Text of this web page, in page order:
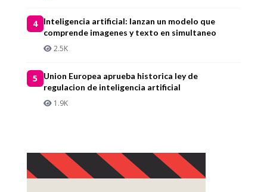
4
Inteligencia artificial: lanzan un modelo que
comprende imagenes y texto en simultaneo
2.5K
5
Union Europea aprueba historica ley de
regulacion de inteligencia artificial
1.9K